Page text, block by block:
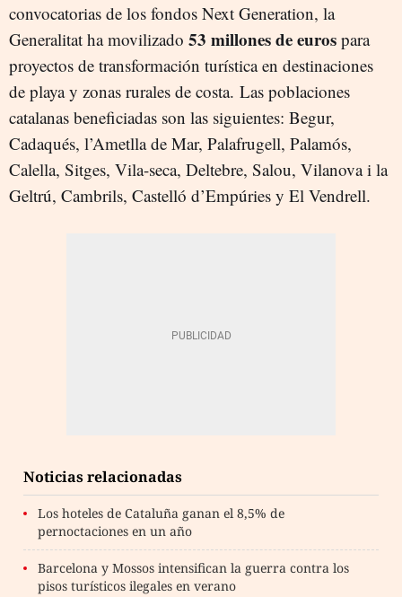
convocatorias de los fondos Next Generation, la
Generalitat ha movilizado 53 millones de euros para
proyectos de transformación turística en destinaciones
de playa y zonas rurales de costa. Las poblaciones
catalanas beneficiadas son las siguientes: Begur,
Cadaqués, l’Ametlla de Mar, Palafrugell, Palamós,
Calella, Sitges, Vila-seca, Deltebre, Salou, Vilanova i la
Geltrú, Cambrils, Castelló d’Empúries y El Vendrell.
Noticias relacionadas
Los hoteles de Cataluña ganan el 8,5% de
pernoctaciones en un año
Barcelona y Mossos intensifican la guerra contra los
pisos turísticos ilegales en verano